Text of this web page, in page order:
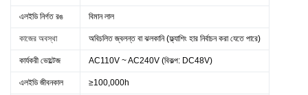
এলইডি নির্গত রঙ বিমান লাল
কাজের অবস্থা অবিচলিত জ্বলন্ত বা ঝলকানি (ফ্ল্যাশিং হার নির্বাচন করা যেতে পারে)
কার্যকরী ভোল্টেজ AC110V ~ AC240V (বিকল্প: DC48V)
এলইডি জীবনকাল ≥100,000h